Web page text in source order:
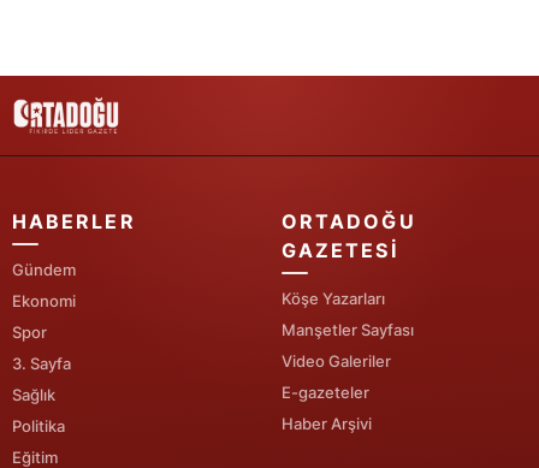
Tokat
Şanlıurfa
Uşak
Yozgat
Zonguldak
HABERLER
Gündem
Ekonomi
Spor
3. Sayfa
Sağlık
Politika
Eğitim
ORTADOĞU
GAZETESI
Köşe Yazarları
Manşetler Sayfası
Video Galeriler
E-gazeteler
Haber Arşivi